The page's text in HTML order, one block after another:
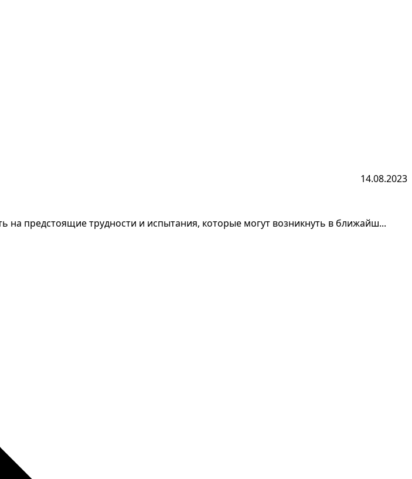
14.08.2023
на предстоящие трудности и испытания, которые могут возникнуть в ближайш...